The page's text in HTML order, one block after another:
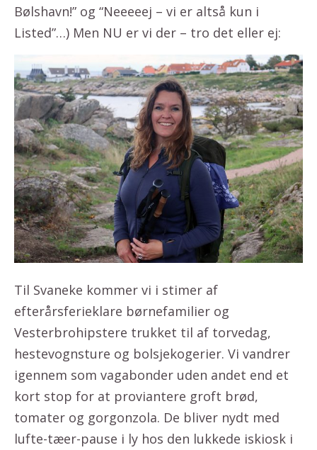
Bølshavn!” og “Neeeeej – vi er altså kun i
Listed”…) Men NU er vi der – tro det eller ej:
Til Svaneke kommer vi i stimer af
efterårsferieklare børnefamilier og
Vesterbrohipstere trukket til af torvedag,
hestevognsture og bolsjekogerier. Vi vandrer
igennem som vagabonder uden andet end et
kort stop for at proviantere groft brød,
tomater og gorgonzola. De bliver nydt med
lufte-tæer-pause i ly hos den lukkede iskiosk i